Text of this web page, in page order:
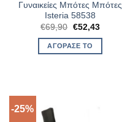
Γυναικείες Μπότες Μπότες
Isteria 58538
€69,90 Original
price
was:
€69,90.
€52,43Η
τιμή
ΑΓΌΡΑΣΈ ΤΟ
-25%